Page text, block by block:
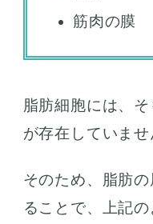
筋肉の膜
脂肪細胞には、
が存在していませ
そのため、脂肪
ることで、上記